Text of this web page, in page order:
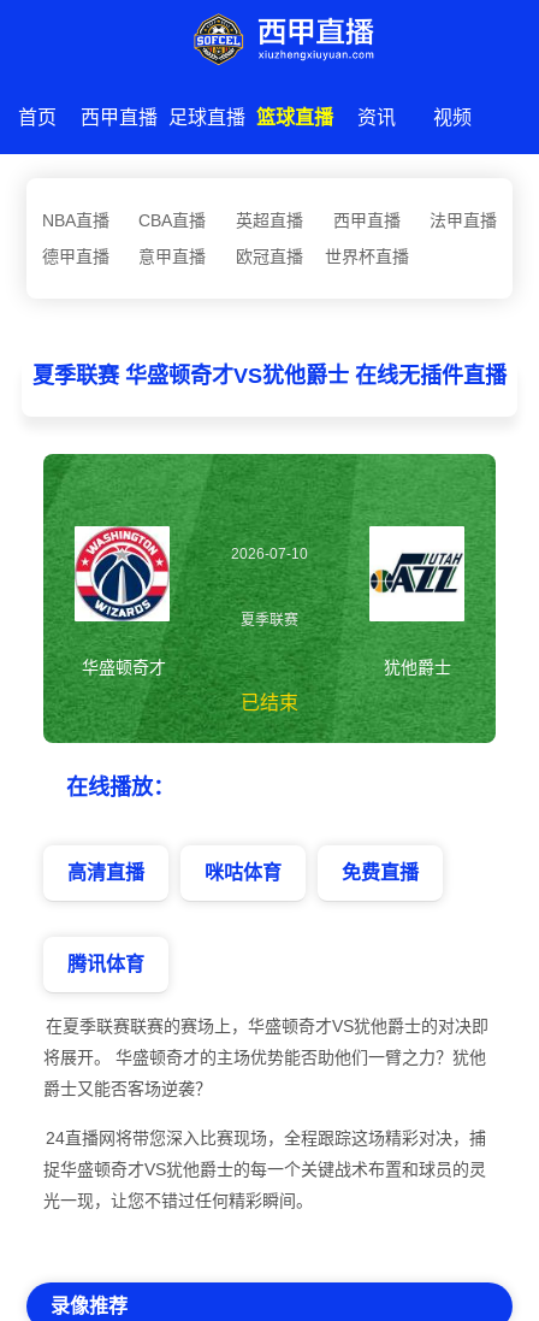
首页 西甲直播 足球直播 篮球直播 资讯 视频
NBA直播 CBA直播 英超直播 西甲直播
法甲直播
德甲直播
意甲直播 欧冠直播 世界杯直播
夏季联赛 华盛顿奇才VS犹他爵士 在线无插件直播
华盛顿奇才
2026-07-10
09:00:00
夏季联赛
已结束
犹他爵士
在线播放：
高清直播 咪咕体育 免费直播
腾讯体育
在夏季联赛联赛的赛场上，华盛顿奇才VS犹他爵士的对决即
将展开。 华盛顿奇才的主场优势能否助他们一臂之力？犹他
爵士又能否客场逆袭？
24直播网将带您深入比赛现场，全程跟踪这场精彩对决，捕
捉华盛顿奇才VS犹他爵士的每一个关键战术布置和球员的灵
光一现，让您不错过任何精彩瞬间。
录像推荐